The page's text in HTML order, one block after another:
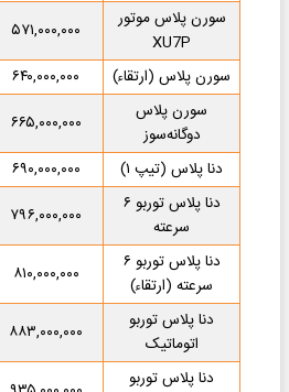
سورن پلاس موتور
XU7P
۵۷۱,۰۰۰,۰۰۰
سورن پلاس (ارتقاء)
۶۴۰,۰۰۰,۰۰۰
سورن پلاس
دوگانه‌سوز
۶۶۵,۰۰۰,۰۰۰
دنا پلاس (تیپ ۱)
۶۹۰,۰۰۰,۰۰۰
دنا پلاس توربو ۶
سرعته
۷۹۶,۰۰۰,۰۰۰
دنا پلاس توربو ۶
سرعته (ارتقاء)
۸۱۰,۰۰۰,۰۰۰
دنا پلاس توربو
اتوماتیک
۸۸۳,۰۰۰,۰۰۰
دنا پلاس توربو